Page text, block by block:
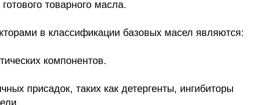
товарного масла.
в классификации базовых масел являются:
компонентов.
присадок, таких как детергенты, ингибиторы